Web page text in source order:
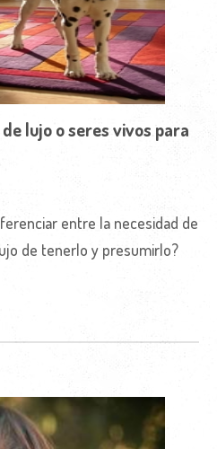
lujo o seres vivos para
entre la necesidad de
de tenerlo y presumirlo?